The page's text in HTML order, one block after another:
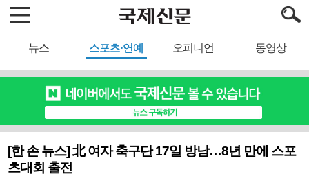
뉴스 스포츠·연예 오피니언 동영상
[한 손 뉴스] 北 여자 축구단 17일 방남…8년 만에 스포
츠대회 출전